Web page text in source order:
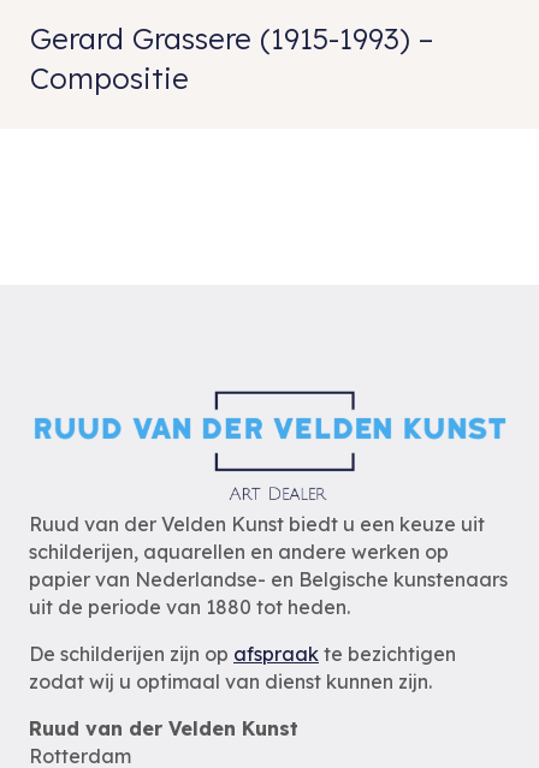
Gerard Grassere (1915-1993) –
Compositie
Ruud van der Velden Kunst biedt u een keuze uit
schilderijen, aquarellen en andere werken op
papier van Nederlandse- en Belgische kunstenaars
uit de periode van 1880 tot heden.
De schilderijen zijn op afspraak te bezichtigen
zodat wij u optimaal van dienst kunnen zijn.
Ruud van der Velden Kunst
Rotterdam